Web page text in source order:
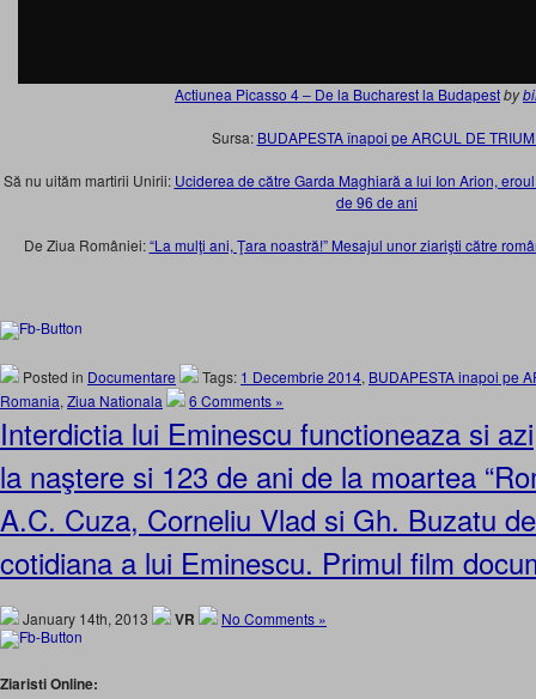
Actiunea Picasso 4 – De la Bucharest la Budapestby
Sursa: BUDAPESTA înapoi pe ARCUL DE
Să nu uităm martirii Unirii: Uciderea de către Garda Maghiară a lui Ion Arion,
de 96 de ani
De Ziua României:“La mulţi ani, Ţara noastră!” Mesajul unor ziarişti către
Posted in Documentare Tags: 1 Decembrie 2014, BUDAPESTA inapoi pe
Romania, Ziua Nationala 6 Comments »
Interdictia lui Eminescu functioneaza si
la naştere si 123 de ani de la moartea
A.C. Cuza, Corneliu Vlad si Gh. Buzatu
cotidiana a lui Eminescu. Primul film
January 14th, 2013 VR No Comments »
Ziaristi Online: